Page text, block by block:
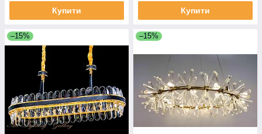
Купити Купити
–15% –15%